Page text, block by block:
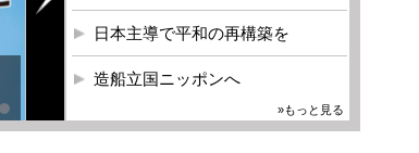
日本主導で平和の再構築を
造船立国ニッポンへ
»もっと見る